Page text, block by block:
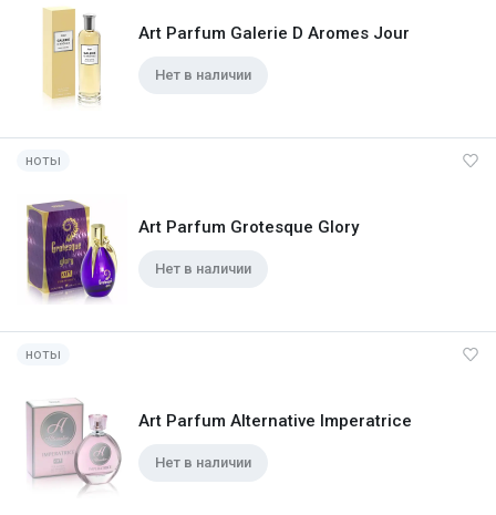
Art Parfum Galerie D Aromes Jour
Нет в наличии
ноты
Art Parfum Grotesque Glory
Нет в наличии
ноты
Art Parfum Alternative Imperatrice
Нет в наличии